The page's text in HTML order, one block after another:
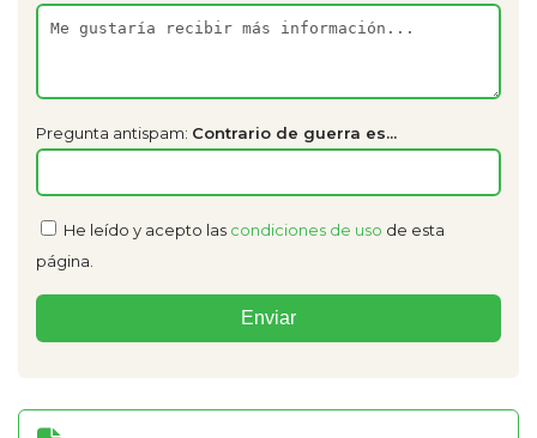
Pregunta antispam: Contrario de guerra es...
He leído y acepto las condiciones de uso de esta
página.